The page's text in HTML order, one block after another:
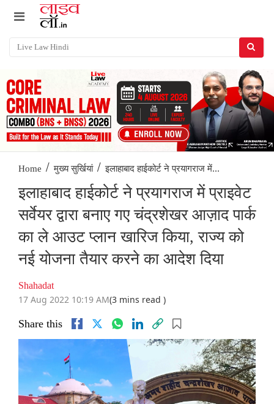
Home / मुख्य सुर्खियां / इलाहाबाद हाईकोर्ट ने प्रयागराज में...
इलाहाबाद हाईकोर्ट ने प्रयागराज में प्राइवेट
सर्वेयर द्वारा बनाए गए चंद्रशेखर आज़ाद पार्क
का ले आउट प्लान खारिज किया, राज्य को
नई योजना तैयार करने का आदेश दिया
Shahadat
17 Aug 2022 10:19 AM(3 mins read )
Share this